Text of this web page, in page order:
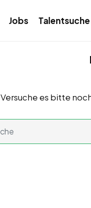
Jobs Talentsuche
Versuche es bitte